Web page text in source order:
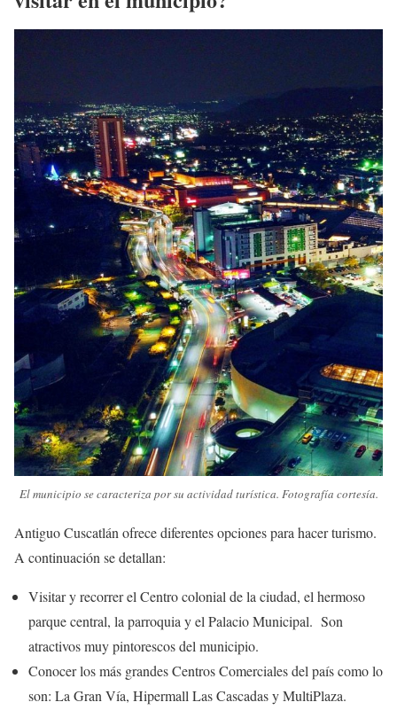
El municipio se caracteriza por su actividad turística. Fotografía cortesía.
Antiguo Cuscatlán ofrece diferentes opciones para hacer turismo.
A continuación se detallan:
Visitar y recorrer el Centro colonial de la ciudad, el hermoso
parque central, la parroquia y el Palacio Municipal. Son
atractivos muy pintorescos del municipio.
Conocer los más grandes Centros Comerciales del país como lo
son: La Gran Vía, Hipermall Las Cascadas y MultiPlaza.